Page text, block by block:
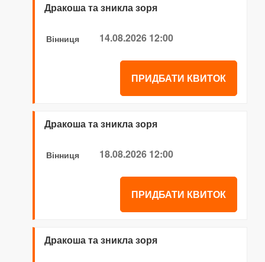
Дракоша та зникла зоря
Вінниця 14.08.2026 12:00
ПРИДБАТИ КВИТОК
Дракоша та зникла зоря
Вінниця 18.08.2026 12:00
ПРИДБАТИ КВИТОК
Дракоша та зникла зоря